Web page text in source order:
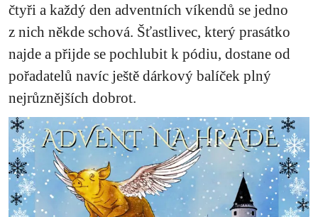
čtyři a každý den adventních víkendů se jedno
z nich někde schová. Šťastlivec, který prasátko
najde a přijde se pochlubit k pódiu, dostane od
pořadatelů navíc ještě dárkový balíček plný
nejrůznějších dobrot.